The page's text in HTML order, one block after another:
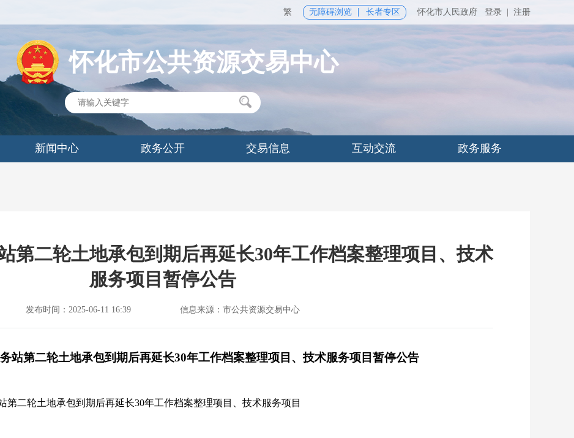
繁 无障碍浏览 长者专区 怀化市人民政府 登录 注册
怀化市公共资源交易中心
新闻中心 政务公开 交易信息 互动交流 政务服务
第二轮土地承包到期后再延长30年工作档案整理项目、技术
服务项目暂停公告
发布时间：2025-06-11 16:39 信息来源：市公共资源交易中心
站第二轮土地承包到期后再延长30年工作档案整理项目、技术服务项目暂停公告
第二轮土地承包到期后再延长30年工作档案整理项目、技术服务项目